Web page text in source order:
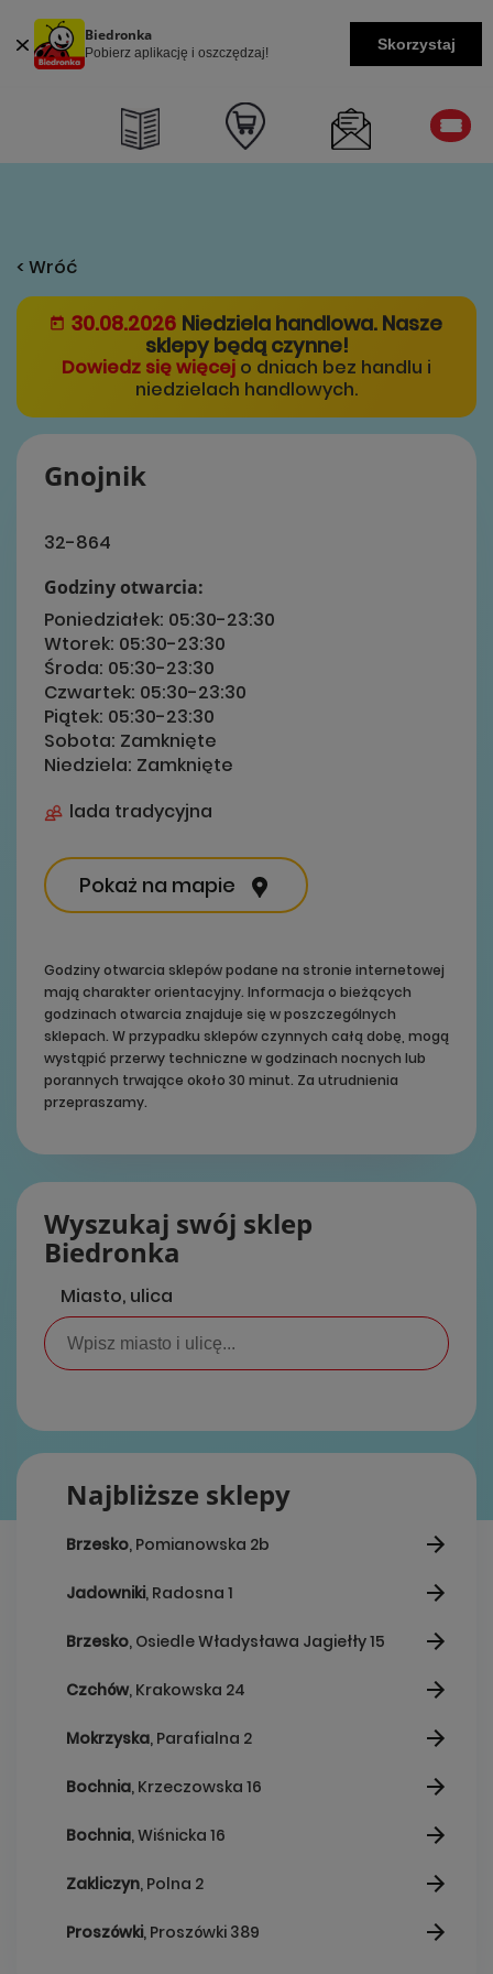
Biedronka
Pobierz aplikację i oszczędzaj! Skorzystaj
< Wróć
30.08.2026 Niedziela handlowa. Nasze
sklepy będą czynne!
Dowiedz się więcej o dniach bez handlu i
niedzielach handlowych.
Gnojnik
32-864
Godziny otwarcia:
Poniedziałek: 05:30-23:30
Wtorek: 05:30-23:30
Środa: 05:30-23:30
Czwartek: 05:30-23:30
Piątek: 05:30-23:30
Sobota: Zamknięte
Niedziela: Zamknięte
lada tradycyjna
Pokaż na mapie
Godziny otwarcia sklepów podane na stronie internetowej
mają charakter orientacyjny. Informacja o bieżących
godzinach otwarcia znajduje się w poszczególnych
sklepach. W przypadku sklepów czynnych całą dobę, mogą
wystąpić przerwy techniczne w godzinach nocnych lub
porannych trwające około 30 minut. Za utrudnienia
przepraszamy.
Wyszukaj swój sklep
Biedronka
Miasto, ulica
Najbliższe sklepy
Brzesko, Pomianowska 2b
Jadowniki, Radosna 1
Brzesko, Osiedle Władysława Jagiełły 15
Czchów, Krakowska 24
Mokrzyska, Parafialna 2
Bochnia, Krzeczowska 16
Bochnia, Wiśnicka 16
Zakliczyn, Polna 2
Proszówki, Proszówki 389